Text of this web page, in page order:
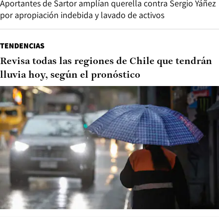
Aportantes de Sartor amplían querella contra Sergio Yáñez
por apropiación indebida y lavado de activos
TENDENCIAS
Revisa todas las regiones de Chile que tendrán
lluvia hoy, según el pronóstico